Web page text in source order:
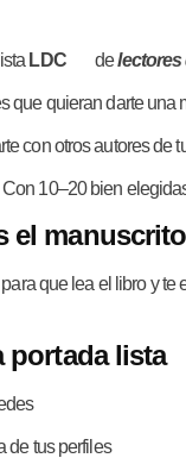
LDC delectores
que quieran darte una
con otros autores de
Con 10–20 bien
el manuscrito
que lea el libro y te
portada lista
de tus perfiles